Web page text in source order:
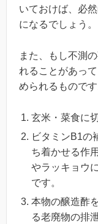
いておけば、必
になるでしょう。
また、もし不測
れることがあっ
められるもので
玄米・菜食に
ビタミンB1の
ち着かせる作
やラッキョウ
です。
本物の醸造酢
る老廃物の排